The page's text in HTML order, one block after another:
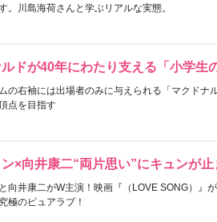
。川島海荷さんと学ぶリアルな実態。
ドが40年にわたり支える「小学生
の右袖には出場者のみに与えられる「マクドナ
点を目指す
×向井康二“両片思い”にキュンが止
向井康二がW主演！映画『（LOVE SONG）』
極のピュアラブ！